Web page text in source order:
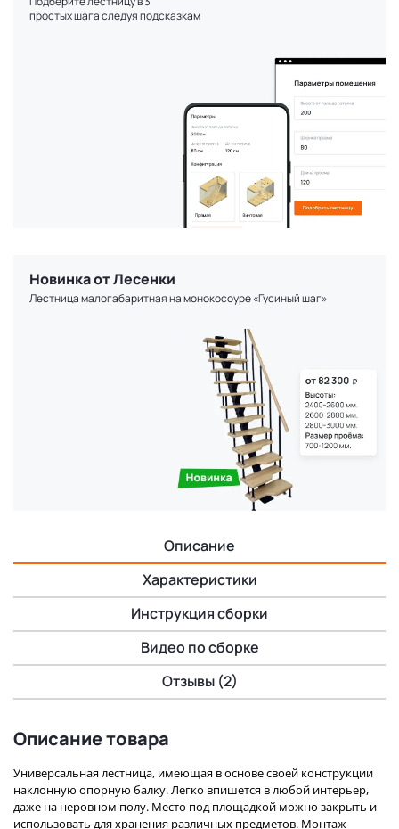
простых шага следуя подсказкам
Новинка от Лесенки
Лестница малогабаритная на монокосоуре «Гусиный шаг»
Описание
Характеристики
Инструкция сборки
Видео по сборке
Отзывы (2)
Описание товара
Универсальная лестница, имеющая в основе своей конструкции
наклонную опорную балку. Легко впишется в любой интерьер,
даже на неровном полу. Место под площадкой можно закрыть и
использовать для хранения различных предметов. Монтаж